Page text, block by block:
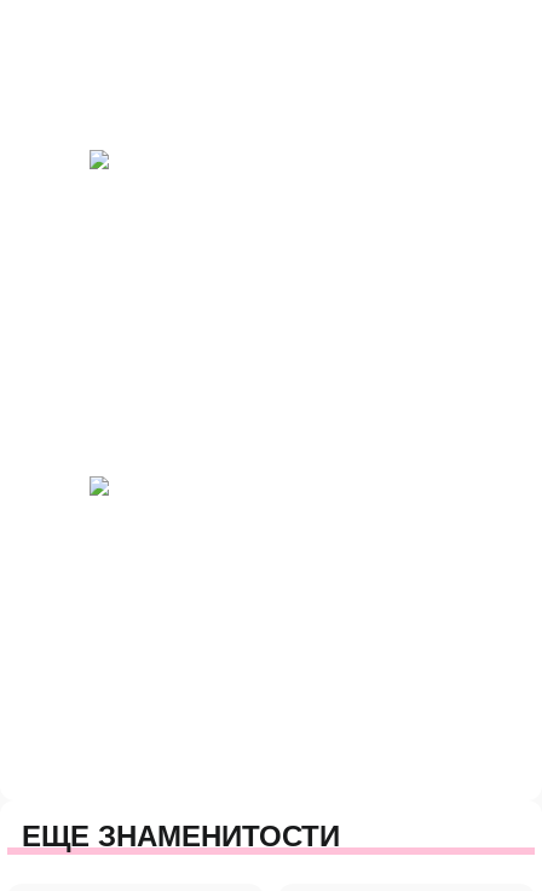
ЕЩЕ ЗНАМЕНИТОСТИ